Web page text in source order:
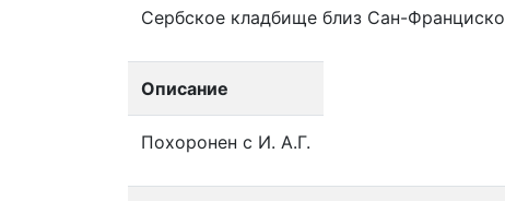
Сербское кладбище близ Сан-Франциско
Описание
Похоронен с И. А.Г.